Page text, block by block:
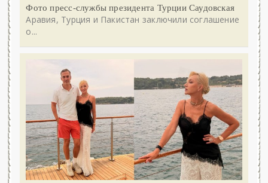
Фото пресс-службы президента Турции Саудовская
Аравия, Турция и Пакистан заключили соглашение
о...